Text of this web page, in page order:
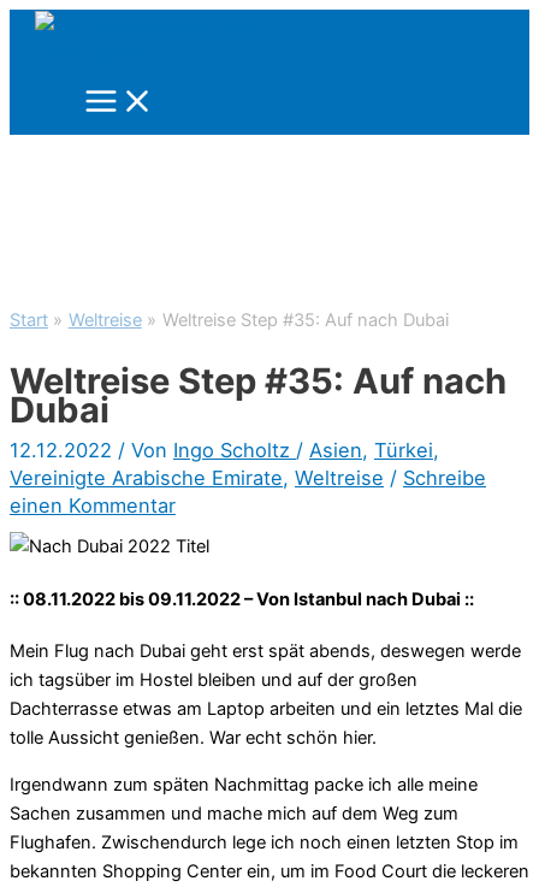
Zum
Start Weltreise Weltreise Step #35: Auf nach Dubai
Weltreise Step #35: Auf nach
Dubai
12.12.2022 / Von Ingo Scholtz / Asien, Türkei,
Vereinigte Arabische Emirate, Weltreise / Schreibe
einen Kommentar
:: 08.11.2022 bis 09.11.2022 – Von Istanbul nach Dubai ::
Mein Flug nach Dubai geht erst spät abends, deswegen werde
ich tagsüber im Hostel bleiben und auf der großen
Dachterrasse etwas am Laptop arbeiten und ein letztes Mal die
tolle Aussicht genießen. War echt schön hier.
Irgendwann zum späten Nachmittag packe ich alle meine
Sachen zusammen und mache mich auf dem Weg zum
Flughafen. Zwischendurch lege ich noch einen letzten Stop im
bekannten Shopping Center ein, um im Food Court die leckeren